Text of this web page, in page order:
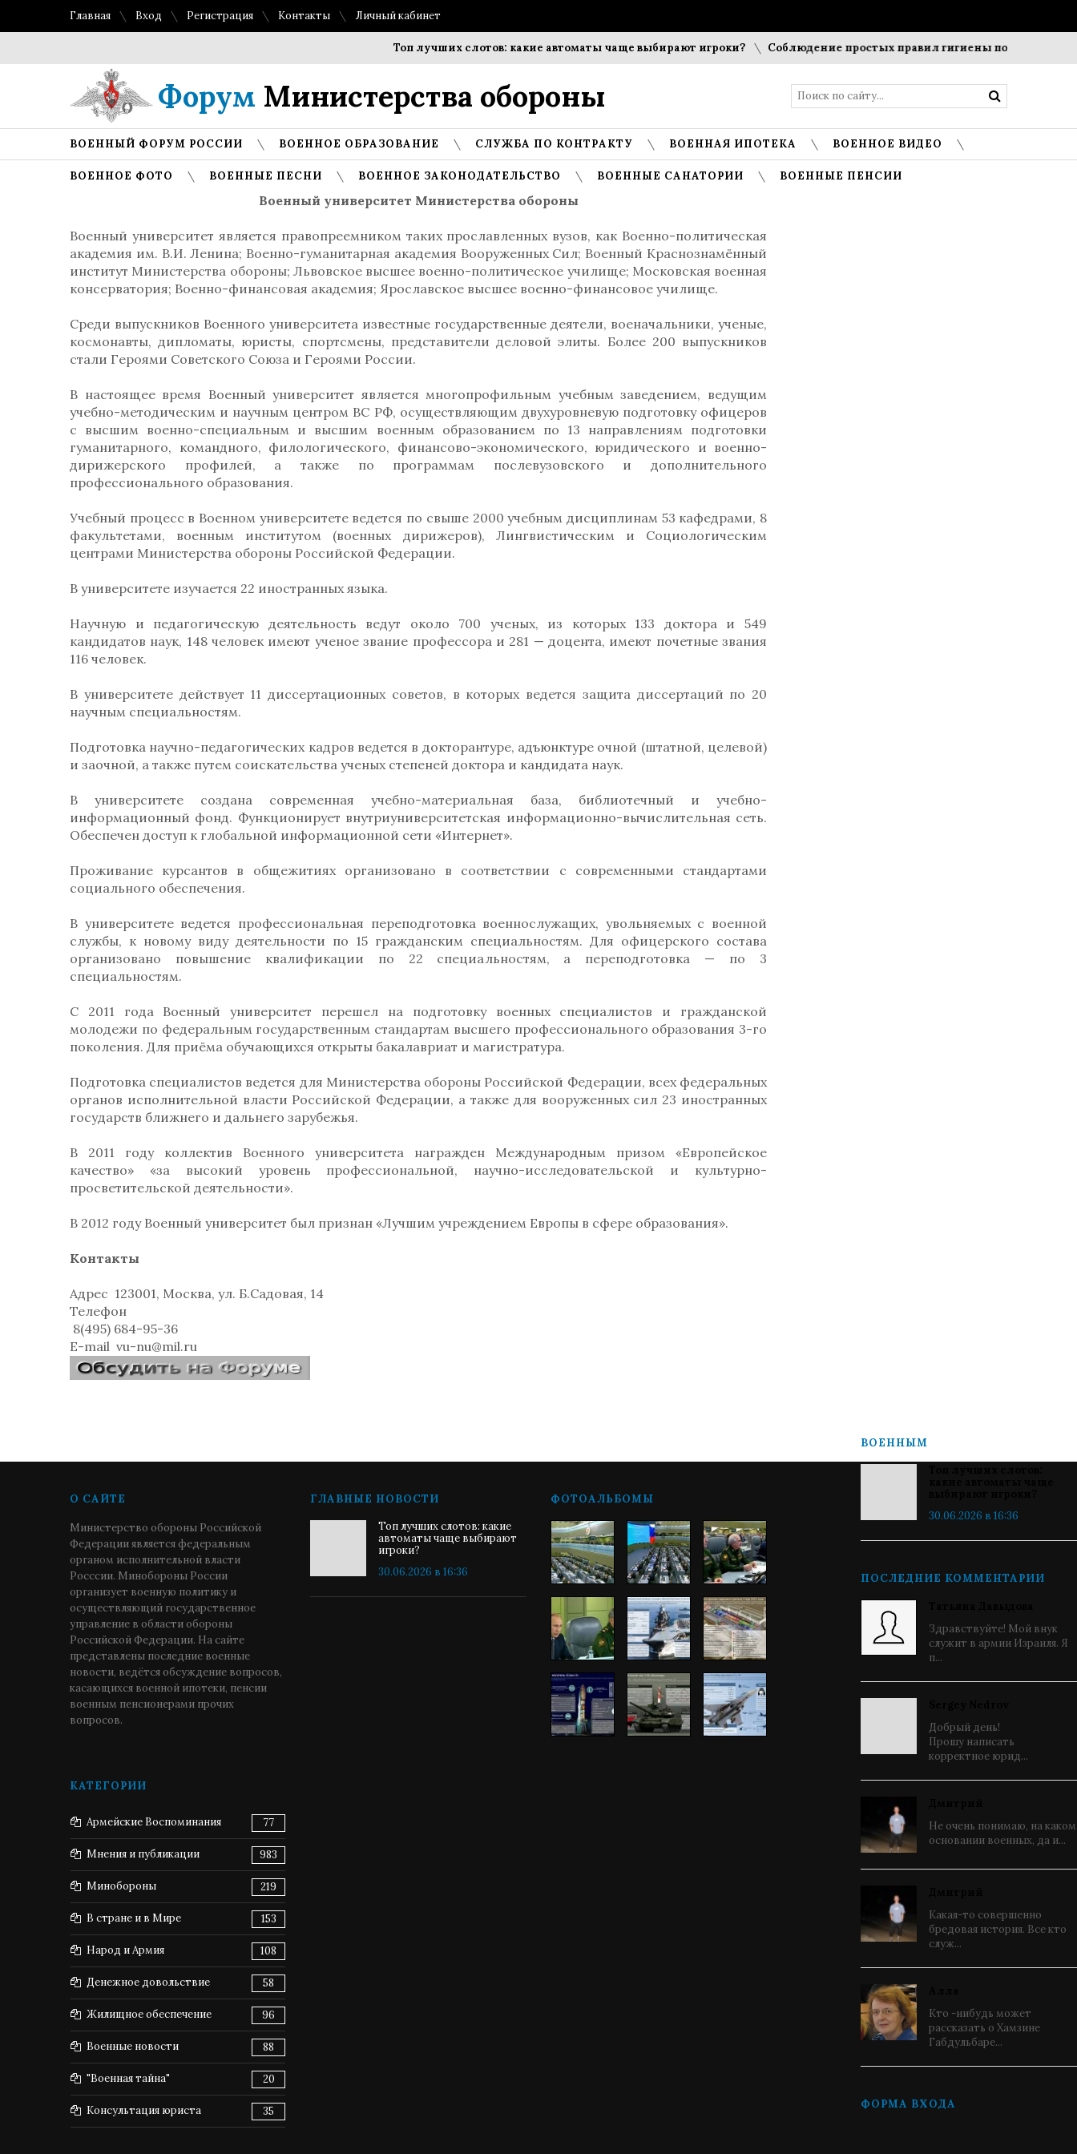
Главная Вход Регистрация Контакты Личный кабинет
Топ лучших слотов: какие автоматы чаще выбирают игроки? Соблюдение простых правил гигиены помогает
Форум Министерства обороны
ВОЕННЫЙ ФОРУМ РОССИИ ВОЕННОЕ ОБРАЗОВАНИЕ СЛУЖБА ПО КОНТРАКТУ ВОЕННАЯ ИПОТЕКА ВОЕННОЕ ВИДЕО
ВОЕННОЕ ФОТО ВОЕННЫЕ ПЕСНИ ВОЕННОЕ ЗАКОНОДАТЕЛЬСТВО ВОЕННЫЕ САНАТОРИИ ВОЕННЫЕ ПЕНСИИ
Военный университет Министерства обороны
Военный университет является правопреемником таких прославленных вузов, как Военно-политическая
академия им. В.И. Ленина; Военно-гуманитарная академия Вооруженных Сил; Военный Краснознамённый
институт Министерства обороны; Львовское высшее военно-политическое училище; Московская военная
консерватория; Военно-финансовая академия; Ярославское высшее военно-финансовое училище.
Среди выпускников Военного университета известные государственные деятели, военачальники, ученые,
космонавты, дипломаты, юристы, спортсмены, представители деловой элиты. Более 200 выпускников
стали Героями Советского Союза и Героями России.
В настоящее время Военный университет является многопрофильным учебным заведением, ведущим
учебно-методическим и научным центром ВС РФ, осуществляющим двухуровневую подготовку офицеров
с высшим военно-специальным и высшим военным образованием по 13 направлениям подготовки
гуманитарного, командного, филологического, финансово-экономического, юридического и военно-
дирижерского профилей, а также по программам послевузовского и дополнительного
профессионального образования.
Учебный процесс в Военном университете ведется по свыше 2000 учебным дисциплинам 53 кафедрами, 8
факультетами, военным институтом (военных дирижеров), Лингвистическим и Социологическим
центрами Министерства обороны Российской Федерации.
В университете изучается 22 иностранных языка.
Научную и педагогическую деятельность ведут около 700 ученых, из которых 133 доктора и 549
кандидатов наук, 148 человек имеют ученое звание профессора и 281 — доцента, имеют почетные звания
116 человек.
В университете действует 11 диссертационных советов, в которых ведется защита диссертаций по 20
научным специальностям.
Подготовка научно-педагогических кадров ведется в докторантуре, адъюнктуре очной (штатной, целевой)
и заочной, а также путем соискательства ученых степеней доктора и кандидата наук.
В университете создана современная учебно-материальная база, библиотечный и учебно-
информационный фонд. Функционирует внутриуниверситетская информационно-вычислительная сеть.
Обеспечен доступ к глобальной информационной сети «Интернет».
Проживание курсантов в общежитиях организовано в соответствии с современными стандартами
социального обеспечения.
В университете ведется профессиональная переподготовка военнослужащих, увольняемых с военной
службы, к новому виду деятельности по 15 гражданским специальностям. Для офицерского состава
организовано повышение квалификации по 22 специальностям, а переподготовка — по 3
специальностям.
С 2011 года Военный университет перешел на подготовку военных специалистов и гражданской
молодежи по федеральным государственным стандартам высшего профессионального образования 3-го
поколения. Для приёма обучающихся открыты бакалавриат и магистратура.
Подготовка специалистов ведется для Министерства обороны Российской Федерации, всех федеральных
органов исполнительной власти Российской Федерации, а также для вооруженных сил 23 иностранных
государств ближнего и дальнего зарубежья.
В 2011 году коллектив Военного университета награжден Международным призом «Европейское
качество» «за высокий уровень профессиональной, научно-исследовательской и культурно-
просветительской деятельности».
В 2012 году Военный университет был признан «Лучшим учреждением Европы в сфере образования».
Контакты
Адрес 123001, Москва, ул. Б.Садовая, 14
Телефон
8(495) 684-95-36
E-mail vu-nu@mil.ru
ВОЕННЫМ
30.06.2026 в 16:36
ПОСЛЕДНИЕ КОММЕНТАРИИ
Здравствуйте! Мой внук
служит в армии Израиля. Я
п...
Добрый день!
Прошу написать
корректное юрид...
Не очень понимаю, на каком
основании военных, да и...
Какая-то совершенно
бредовая история. Все кто
служ...
Кто -нибудь может
рассказать о Хамзине
Габдульбаре...
ФОРМА ВХОДА
О САЙТЕ
Министерство обороны Российской
Федерации является федеральным
органом исполнительной власти
Росссии. Минобороны России
организует военную политику и
осуществляющий государственное
управление в области обороны
Российской Федерации. На сайте
представлены последние военные
новости, ведётся обсуждение вопросов,
касающихся военной ипотеки, пенсии
военным пенсионерами прочих
вопросов.
ГЛАВНЫЕ НОВОСТИ
Топ лучших слотов: какие
автоматы чаще выбирают
игроки?
30.06.2026 в 16:36
ФОТОАЛЬБОМЫ
КАТЕГОРИИ
Армейские Воспоминания 77
Мнения и публикации 983
Минобороны 219
В стране и в Мире 153
Народ и Армия 108
Денежное довольствие 58
Жилищное обеспечение 96
Военные новости 88
"Военная тайна" 20
Консультация юриста 35